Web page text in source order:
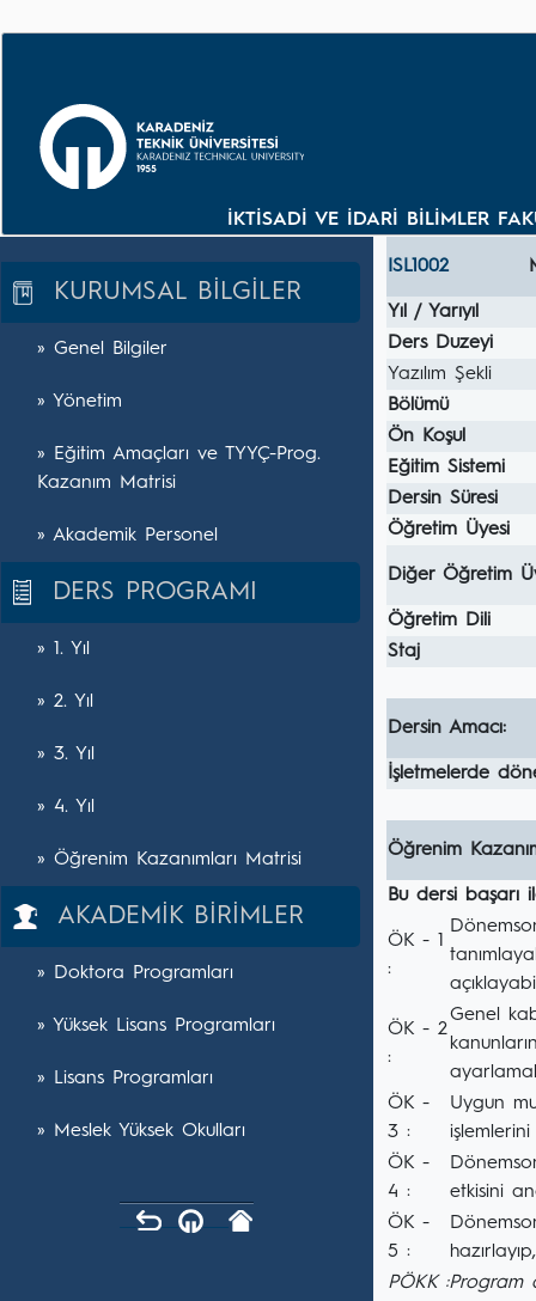
İKTİSADİ VE İDARİ BİLİMLER
KURUMSAL BİLGİLER
» Genel Bilgiler
» Yönetim
» Eğitim Amaçları ve TYYÇ-Prog.
Kazanım Matrisi
» Akademik Personel
DERS PROGRAMI
» 1. Yıl
» 2. Yıl
» 3. Yıl
» 4. Yıl
» Öğrenim Kazanımları Matrisi
AKADEMİK BİRİMLER
» Doktora Programları
» Yüksek Lisans Programları
» Lisans Programları
» Meslek Yüksek Okulları
ISL1002
Yıl / Yarıyıl
Ders Duzeyi
Yazılım Şekli
Bölümü
Ön Koşul
Eğitim Sistemi
Dersin Süresi
Öğretim Üyesi
Diğer Öğretim
Öğretim Dili
Staj
Dersin Amacı:
İşletmelerde
Öğrenim
Bu dersi başarı
ÖK - 1
:
ÖK - 2
:
Genel
ÖK -
3 :
Uygun
ÖK -
4 :
etkisini
ÖK -
5 :
PÖKK :Program